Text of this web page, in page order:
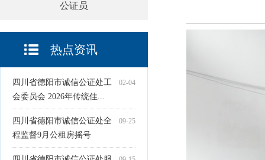
公证员
热点资讯
02-04
四川省德阳市诚信公证处工
会委员会 2026年传统佳...
09-25
四川省德阳市诚信公证处全
程监督9月公租房摇号